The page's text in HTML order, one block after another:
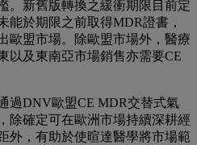
。新舊版轉換之緩衝期限目前定
能於期限之前取得MDR證書，
歐盟市場。除歐盟市場外，醫療
以及東南亞市場銷售亦需要CE
過DNV歐盟CE MDR交替式氣
除確定可在歐洲市場持續深耕經
外，有助於使暄達醫學將市場範